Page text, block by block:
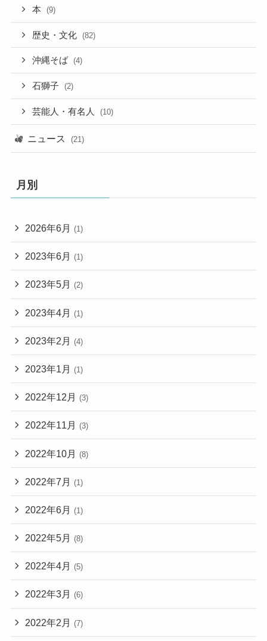
本 (9)
歴史・文化 (82)
沖縄そば (4)
石獅子 (2)
芸能人・有名人 (10)
ニュース (21)
月別
2026年6月 (1)
2023年6月 (1)
2023年5月 (2)
2023年4月 (1)
2023年2月 (4)
2023年1月 (1)
2022年12月 (3)
2022年11月 (3)
2022年10月 (8)
2022年7月 (1)
2022年6月 (1)
2022年5月 (8)
2022年4月 (5)
2022年3月 (6)
2022年2月 (7)